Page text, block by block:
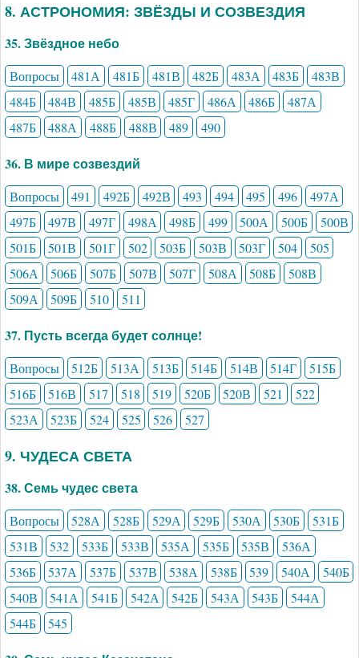
8. АСТРОНОМИЯ: ЗВЁЗДЫ И СОЗВЕЗДИЯ
35. Звёздное небо
Вопросы 481А 481Б 481В 482Б 483А 483Б
483В
484Б
484В 485Б 485В 485Г 486А 486Б
487А
487Б
488А 488Б 488В 489 490
36. В мире созвездий
Вопросы 491 492Б 492В 493 494 495 496
497А
497Б
497В 497Г 498А 498Б 499 500А 500Б
500В
501Б
501В 501Г 502 503Б 503В 503Г 504
505
506А
506Б 507Б 507В 507Г 508А 508Б
508В
509А
509Б 510 511
37. Пусть всегда будет солнце!
Вопросы 512Б 513А 513Б 514Б 514В 514Г
515Б
516Б
516В 517 518 519 520Б 520В 521
522
523А
523Б 524 525 526 527
9. ЧУДЕСА СВЕТА
38. Семь чудес света
Вопросы 528А 528Б 529А 529Б 530А 530Б
531Б
531В
532 533Б 533В 535А 535Б 535В
536А
536Б
537А 537Б 537В 538А 538Б 539 540А
540Б
540В
541А 541Б 542А 542Б 543А 543Б
544А
544Б
545